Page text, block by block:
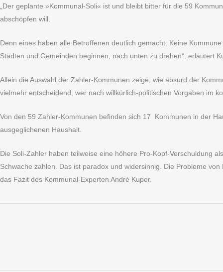
„Der geplante »Kommunal-Soli« ist und bleibt bitter für die 59
abschöpfen will.
Denn eines haben alle Betroffenen deutlich gemacht: Keine
Städten und Gemeinden beginnen, nach unten zu drehen“, erläutert
Allein die Auswahl der Zahler-Kommunen zeige, wie absurd der
vielmehr entscheidend, wer nach willkürlich-politischen Vorgaben im
Von den 59 Zahler-Kommunen befinden sich 17 Kommunen in der
ausgeglichenen Haushalt.
Die Soli-Zahler haben teilweise eine höhere Pro-Kopf-Verschuldung
Schwache zahlen. Das ist paradox und widersinnig. Die Probleme
das Fazit des Kommunal-Experten André Kuper.